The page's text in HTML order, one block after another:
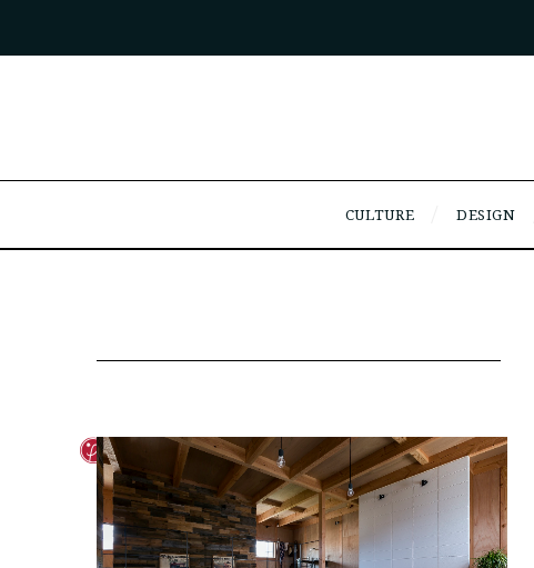
CULTURE DESIGN